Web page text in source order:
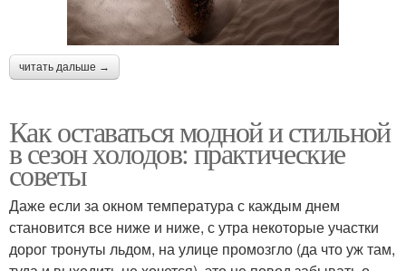
читать дальше →
Как оставаться модной и стильной
в сезон холодов: практические
советы
Даже если за окном температура с каждым днем
становится все ниже и ниже, с утра некоторые участки
дорог тронуты льдом, на улице промозгло (да что уж там,